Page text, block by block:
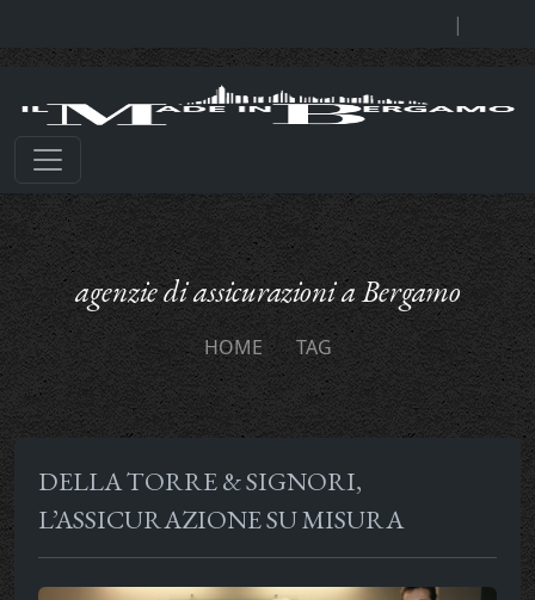
|
agenzie di assicurazioni a Bergamo
HOME TAG
DELLA TORRE & SIGNORI,
L’ASSICURAZIONE SU MISURA